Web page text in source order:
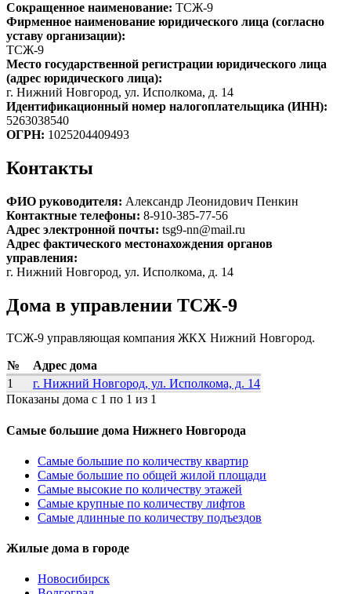
Сокращенное наименование: ТСЖ-9
Фирменное наименование юридического лица (согласно
уставу организации):
ТСЖ-9
Место государственной регистрации юридического лица
(адрес юридического лица):
г. Нижний Новгород, ул. Исполкома, д. 14
Идентификационный номер налогоплательщика (ИНН):
5263038540
ОГРН: 1025204409493
Контакты
ФИО руководителя: Александр Леонидович Пенкин
Контактные телефоны: 8-910-385-77-56
Адрес электронной почты: tsg9-nn@mail.ru
Адрес фактического местонахождения органов
управления:
г. Нижний Новгород, ул. Исполкома, д. 14
Дома в управлении ТСЖ-9
ТСЖ-9 управляющая компания ЖКХ Нижний Новгород.
№
Адрес дома
1
г. Нижний Новгород, ул. Исполкома, д. 14
Показаны дома с 1 по 1 из 1
Самые большие дома Нижнего Новгорода
Самые большие по количеству квартир
Самые большие по общей жилой площади
Самые высокие по количеству этажей
Самые крупные по количеству лифтов
Самые длинные по количеству подъездов
Жилые дома в городе
Новосибирск